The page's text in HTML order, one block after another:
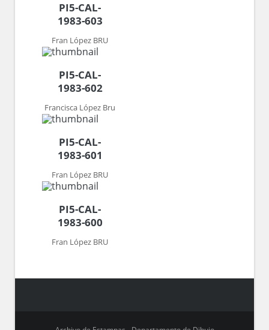
PI5-CAL-
1983-603
Fran López BRU
PI5-CAL-
1983-602
Francisca López Bru
PI5-CAL-
1983-601
Fran López BRU
PI5-CAL-
1983-600
Fran López BRU